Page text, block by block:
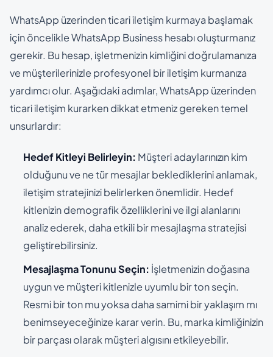
WhatsApp üzerinden ticari iletişim kurmaya başlamak
için öncelikle WhatsApp Business hesabı oluşturmanız
gerekir. Bu hesap, işletmenizin kimliğini doğrulamanıza
ve müşterilerinizle profesyonel bir iletişim kurmanıza
yardımcı olur. Aşağıdaki adımlar, WhatsApp üzerinden
ticari iletişim kurarken dikkat etmeniz gereken temel
unsurlardır:
Hedef Kitleyi Belirleyin: Müşteri adaylarınızın kim
olduğunu ve ne tür mesajlar beklediklerini anlamak,
iletişim stratejinizi belirlerken önemlidir. Hedef
kitlenizin demografik özelliklerini ve ilgi alanlarını
analiz ederek, daha etkili bir mesajlaşma stratejisi
geliştirebilirsiniz.
Mesajlaşma Tonunu Seçin: İşletmenizin doğasına
uygun ve müşteri kitlenizle uyumlu bir ton seçin.
Resmi bir ton mu yoksa daha samimi bir yaklaşım mı
benimseyeceğinize karar verin. Bu, marka kimliğinizin
bir parçası olarak müşteri algısını etkileyebilir.